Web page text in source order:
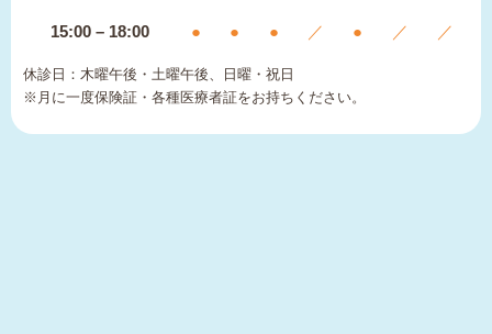
15:00 – 18:00 ● ● ● ／ ● ／ ／
休診日：木曜午後・土曜午後、日曜・祝日
※月に一度保険証・各種医療者証をお持ちください。